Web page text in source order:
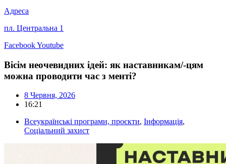
Адреса
пл. Центральна 1
FacebookYoutube
Вісім неочевидних ідей: як наставникам/-цям
можна проводити час з менті?
8 Червня, 2026
16:21
Всеукраїнські програми, проєкти, Інформація,
Соціальний захист